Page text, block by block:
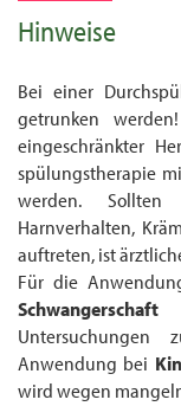
Hinweise
Bei einer
getrunken
eingeschränkter
spülungs­therapie
werden.
Harnverhalten,
auf­treten, ist
Für die
Schwangerschaft
Anwendung bei
wird wegen